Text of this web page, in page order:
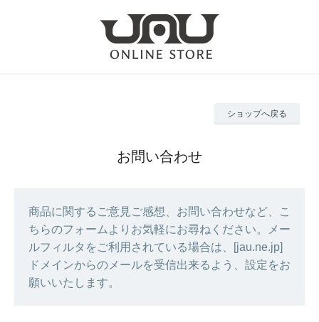
ショップへ戻る
お問い合わせ
商品に関するご意見ご感想、お問い合わせなど、こ
ちらのフォームよりお気軽にお尋ねください。メー
ルフィルタをご利用されている場合は、[jau.ne.jp]
ドメインからのメールを受信出来るよう、設定をお
願いいたします。